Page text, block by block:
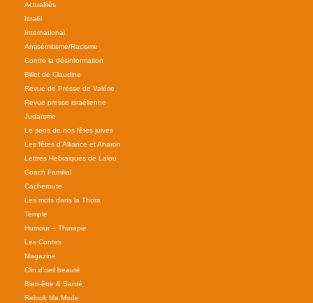
Actualités
Israël
International
Antisémitisme/Racisme
Contre la désinformation
Billet de Claudine
Revue de Presse de Valérie
Revue presse israélienne
Judaïsme
Le sens de nos fêtes juives
Les fêtes d'Alliance et Aharon
Lettres Hebraiques de Lalou
Coach Familial
Cacheroute
Les mots dans la Thora
Temple
Humour – Thorapie
Les Contes
Magazine
Clin d'oeil beauté
Bien-être & Santé
Relook Ma Mode